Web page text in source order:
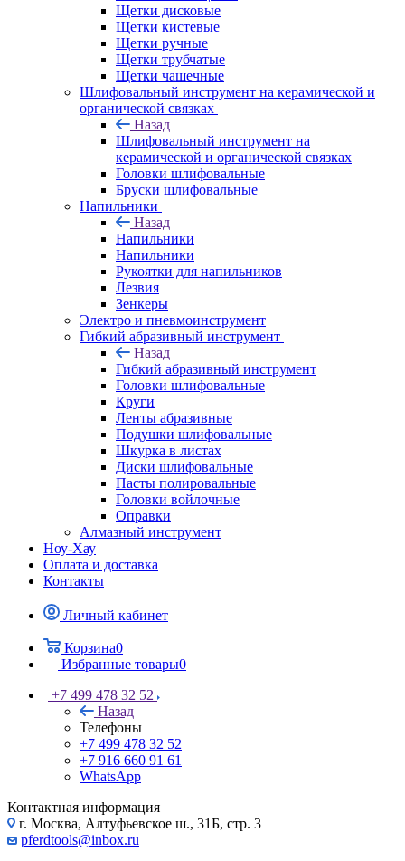
Щетки дисковые
Щетки кистевые
Щетки ручные
Щетки трубчатые
Щетки чашечные
Шлифовальный инструмент на керамической и
органической связках
Назад
Шлифовальный инструмент на
керамической и органической связках
Головки шлифовальные
Бруски шлифовальные
Напильники
Назад
Напильники
Напильники
Рукоятки для напильников
Лезвия
Зенкеры
Электро и пневмоинструмент
Гибкий абразивный инструмент
Назад
Гибкий абразивный инструмент
Головки шлифовальные
Круги
Ленты абразивные
Подушки шлифовальные
Шкурка в листах
Диски шлифовальные
Пасты полировальные
Головки войлочные
Оправки
Алмазный инструмент
Ноу-Хау
Оплата и доставка
Контакты
Личный кабинет
Корзина0
Избранные товары0
+7 499 478 32 52
Назад
Телефоны
+7 499 478 32 52
+7 916 660 91 61
WhatsApp
Контактная информация
г. Москва, Алтуфьевское ш., 31Б, стр. 3
pferdtools@inbox.ru